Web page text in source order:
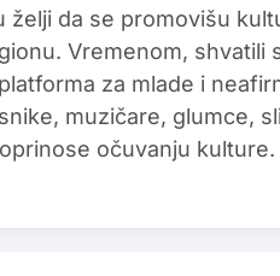
želji da se promovišu
Vremenom, shvatili
za mlade i
muzičare, glumce,
očuvanju kulture.